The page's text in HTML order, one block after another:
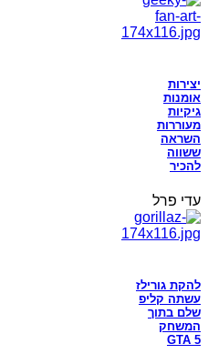
יצירות
אומנות
גיקיות
מעוררות
השראה
ששווה
להכיר
עדי פרל
להקת גורילז
עשתה קליפ
שלם בתוך
המשחק
GTA 5